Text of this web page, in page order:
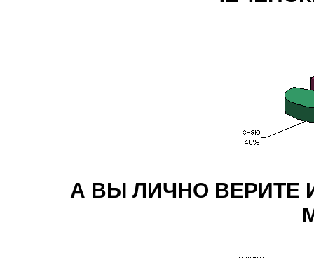
А ВЫ ЛИЧНО ВЕРИТЕ